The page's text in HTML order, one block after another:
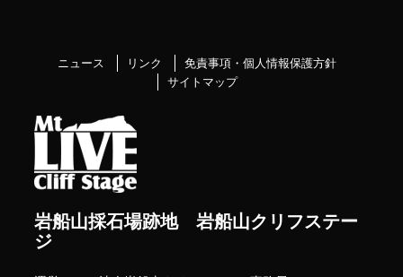
ニュース リンク
免責事項・個人情報保護方針
サイトマップ
岩船山採石場跡地 岩船山クリフステー
ジ